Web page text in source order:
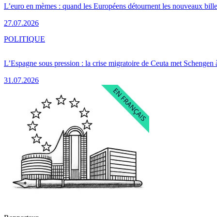
L’euro en mèmes : quand les Européens détournent les nouveaux
27.07.2026
L’Espagne sous pression : la crise migratoire de Ceuta met Schengen
31.07.2026
POLITIQUE